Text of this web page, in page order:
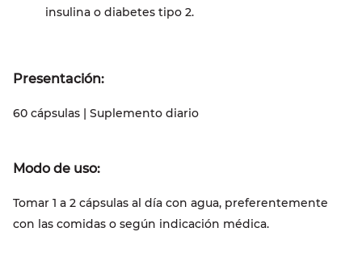
insulina o diabetes tipo 2.
Presentación:
60 cápsulas | Suplemento diario
Modo de uso:
Tomar 1 a 2 cápsulas al día con agua, preferentemente
con las comidas o según indicación médica.